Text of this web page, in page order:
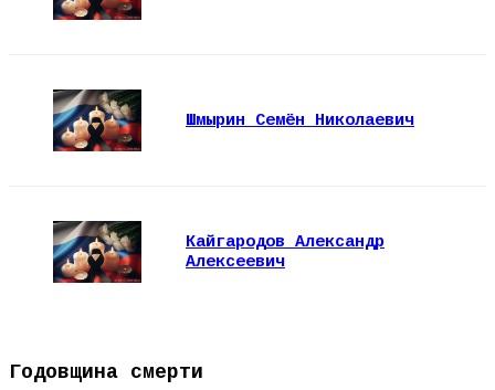
Шмырин Семён Николаевич
Кайгародов Александр
Алексеевич
Годовщина смерти